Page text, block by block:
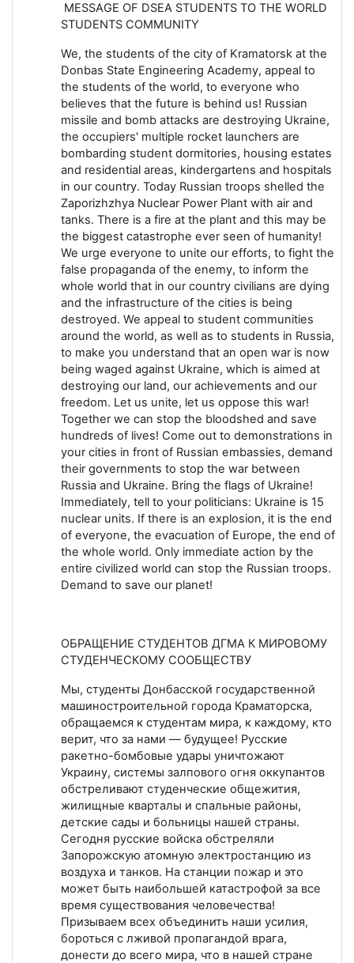
MESSAGE OF DSEA STUDENTS TO THE WORLD
STUDENTS COMMUNITY
We, the students of the city of Kramatorsk at the
Donbas State Engineering Academy, appeal to
the students of the world, to everyone who
believes that the future is behind us! Russian
missile and bomb attacks are destroying Ukraine,
the occupiers' multiple rocket launchers are
bombarding student dormitories, housing estates
and residential areas, kindergartens and hospitals
in our country. Today Russian troops shelled the
Zaporizhzhya Nuclear Power Plant with air and
tanks. There is a fire at the plant and this may be
the biggest catastrophe ever seen of humanity!
We urge everyone to unite our efforts, to fight the
false propaganda of the enemy, to inform the
whole world that in our country civilians are dying
and the infrastructure of the cities is being
destroyed. We appeal to student communities
around the world, as well as to students in Russia,
to make you understand that an open war is now
being waged against Ukraine, which is aimed at
destroying our land, our achievements and our
freedom. Let us unite, let us oppose this war!
Together we can stop the bloodshed and save
hundreds of lives! Come out to demonstrations in
your cities in front of Russian embassies, demand
their governments to stop the war between
Russia and Ukraine. Bring the flags of Ukraine!
Immediately, tell to your politicians: Ukraine is 15
nuclear units. If there is an explosion, it is the end
of everyone, the evacuation of Europe, the end of
the whole world. Only immediate action by the
entire civilized world can stop the Russian troops.
Demand to save our planet!
ОБРАЩЕНИЕ СТУДЕНТОВ ДГМА К МИРОВОМУ
СТУДЕНЧЕСКОМУ СООБЩЕСТВУ
Мы, студенты Донбасской государственной
машиностроительной города Краматорска,
обращаемся к студентам мира, к каждому, кто
верит, что за нами — будущее! Русские
ракетно-бомбовые удары уничтожают
Украину, системы залпового огня оккупантов
обстреливают студенческие общежития,
жилищные кварталы и спальные районы,
детские сады и больницы нашей страны.
Сегодня русские войска обстреляли
Запорожскую атомную электростанцию из
воздуха и танков. На станции пожар и это
может быть наибольшей катастрофой за все
время существования человечества!
Призываем всех объединить наши усилия,
бороться с лживой пропагандой врага,
донести до всего мира, что в нашей стране